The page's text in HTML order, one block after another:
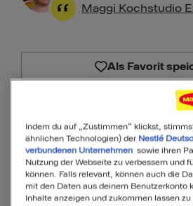
Maggi Kochstudio
Als Favorit
Zutaten
Indem du auf „Zustimmen“ klickst,
ähnlichen Technologien) der Nestlé
verbundenen Unternehmensowie ihren
Nutzung der Webseite zu verbessern und
können. Falls relevant, können auch die
mit den Daten aus deinem Benutzerkonto
Inhalte anzeigen und zukommen lassen